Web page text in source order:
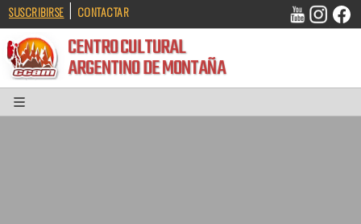
SUSCRIBIRSE | CONTACTAR
CENTRO CULTURAL
ARGENTINO DE MONTAÑA